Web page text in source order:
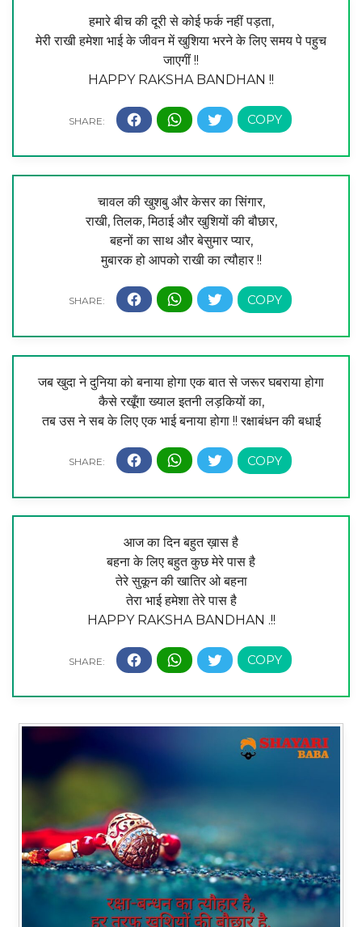
हमारे बीच की दूरी से कोई फर्क नहीं पड़ता,
मेरी राखी हमेशा भाई के जीवन में खुशिया भरने के लिए समय पे पहुच
जाएगीं !!
HAPPY RAKSHA BANDHAN !!
चावल की खुशबु और केसर का सिंगार,
राखी, तिलक, मिठाई और खुशियों की बौछार,
बहनों का साथ और बेसुमार प्यार,
मुबारक हो आपको राखी का त्यौहार !!
जब खुदा ने दुनिया को बनाया होगा एक बात से जरूर घबराया होगा
कैसे रखूँगा ख्याल इतनी लड़कियों का,
तब उस ने सब के लिए एक भाई बनाया होगा !! रक्षाबंधन की बधाई
आज का दिन बहुत ख़ास है
बहना के लिए बहुत कुछ मेरे पास है
तेरे सुकून की खातिर ओ बहना
तेरा भाई हमेशा तेरे पास है
HAPPY RAKSHA BANDHAN .!!